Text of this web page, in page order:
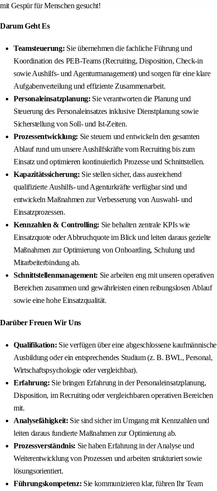
mit Gespür für Menschen gesucht!
Darum Geht Es
Teamsteuerung: Sie übernehmen die fachliche Führung und
Koordination des PEB-Teams (Recruiting, Disposition, Check-in
sowie Aushilfs- und Agenturmanagement) und sorgen für eine klare
Aufgabenverteilung und effiziente Zusammenarbeit.
Personaleinsatzplanung: Sie verantworten die Planung und
Steuerung des Personaleinsatzes inklusive Dienstplanung sowie
Sicherstellung von Soll- und Ist-Zeiten.
Prozessentwicklung: Sie steuern und entwickeln den gesamten
Ablauf rund um unsere Aushilfskräfte vom Recruiting bis zum
Einsatz und optimieren kontinuierlich Prozesse und Schnittstellen.
Kapazitätssicherung: Sie stellen sicher, dass ausreichend
qualifizierte Aushilfs- und Agenturkräfte verfügbar sind und
entwickeln Maßnahmen zur Verbesserung von Auswahl- und
Einsatzprozessen.
Kennzahlen & Controlling: Sie behalten zentrale KPIs wie
Einsatzquote oder Abbruchquote im Blick und leiten daraus gezielte
Maßnahmen zur Optimierung von Onboarding, Schulung und
Mitarbeiterbindung ab.
Schnittstellenmanagement: Sie arbeiten eng mit unseren operativen
Bereichen zusammen und gewährleisten einen reibungslosen Ablauf
sowie eine hohe Einsatzqualität.
Darüber Freuen Wir Uns
Qualifikation: Sie verfügen über eine abgeschlossene kaufmännische
Ausbildung oder ein entsprechendes Studium (z. B. BWL, Personal,
Wirtschaftspsychologie oder vergleichbar).
Erfahrung: Sie bringen Erfahrung in der Personaleinsatzplanung,
Disposition, im Recruiting oder vergleichbaren operativen Bereichen
mit.
Analysefähigkeit: Sie sind sicher im Umgang mit Kennzahlen und
leiten daraus fundierte Maßnahmen zur Optimierung ab.
Prozessverständnis: Sie haben Erfahrung in der Analyse und
Weiterentwicklung von Prozessen und arbeiten strukturiert sowie
lösungsorientiert.
Führungskompetenz: Sie kommunizieren klar, führen Ihr Team